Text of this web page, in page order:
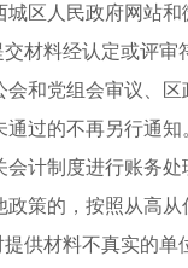
城区人民政府网站
材料经认定或评
会和党组会审议、
通过的不再另行通
会计制度进行账务
政策的，按照从高
供材料不真实的